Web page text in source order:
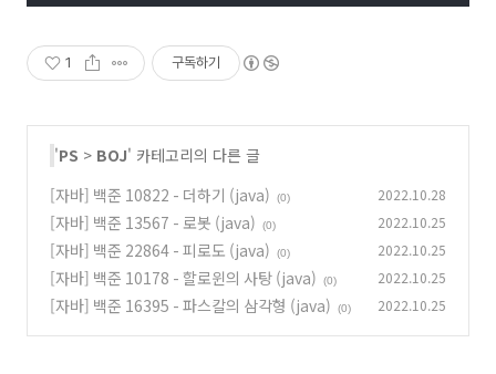
1 구독하기
'PS > BOJ' 카테고리의 다른 글
[자바] 백준 10822 - 더하기 (java)
(0) 2022.10.28
[자바] 백준 13567 - 로봇 (java) (0) 2022.10.25
[자바] 백준 22864 - 피로도 (java) (0) 2022.10.25
[자바] 백준 10178 - 할로윈의 사탕 (java) (0) 2022.10.25
[자바] 백준 16395 - 파스칼의 삼각형 (java) (0) 2022.10.25